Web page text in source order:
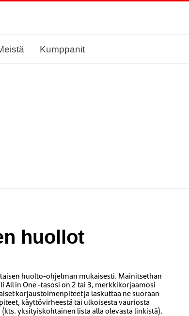
Kumppanit
huollot
huolto-ohjelman mukaisesti. Mainitsethan
All in One -tasosi on 2 tai 3, merkkikorjaamosi
korjaustoimenpiteet ja laskuttaa ne suoraan
käyttövirheestä tai ulkoisesta vauriosta
yksityiskohtainen lista alla olevasta linkistä).